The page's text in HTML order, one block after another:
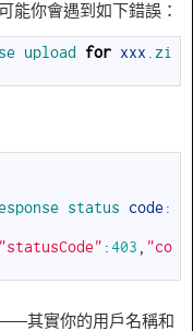
能你會遇到如下錯誤：
upload for xxx .zi
status code:
"statusCode" :403
"co
其實你的用戶名稱和